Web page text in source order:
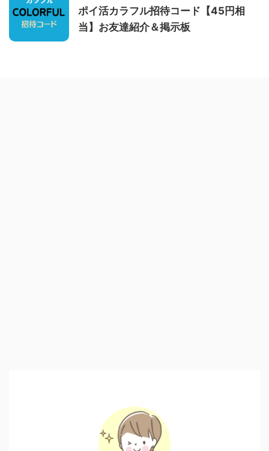
ポイ活カラフル招待コード【45円相
当】お友達紹介＆掲示板